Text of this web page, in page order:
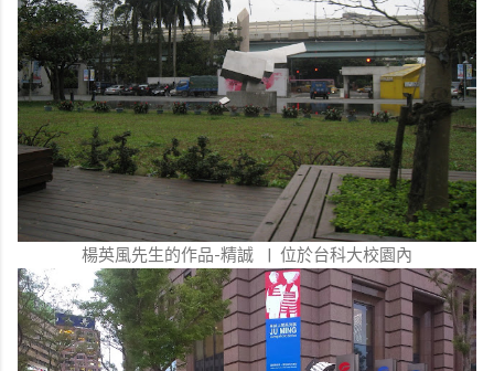
楊英風先生的作品-精誠 | 位於台科大校園內